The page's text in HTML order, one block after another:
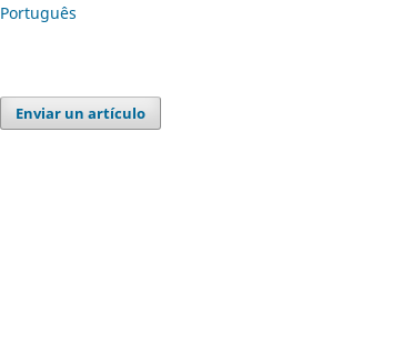
Português
Enviar un artículo